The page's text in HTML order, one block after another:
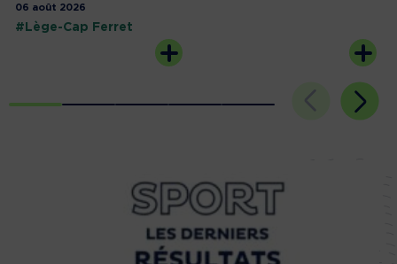
06 août 2026
#Lège-Cap Ferret